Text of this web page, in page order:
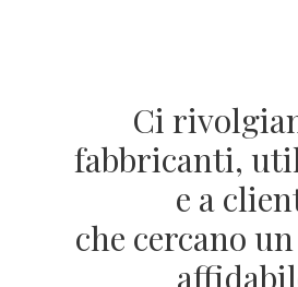
Ci
fabbricanti,
e a
che cercano